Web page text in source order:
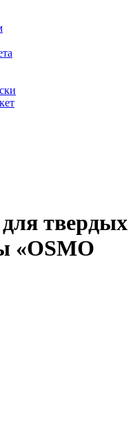
твердых
«OSMO